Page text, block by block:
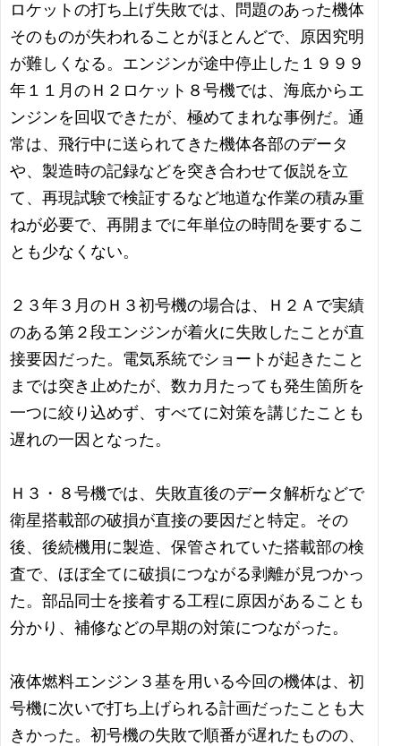
ロケットの打ち上げ失敗では、問題のあった機体
そのものが失われることがほとんどで、原因究明
が難しくなる。エンジンが途中停止した１９９９
年１１月のＨ２ロケット８号機では、海底からエ
ンジンを回収できたが、極めてまれな事例だ。通
常は、飛行中に送られてきた機体各部のデータ
や、製造時の記録などを突き合わせて仮説を立
て、再現試験で検証するなど地道な作業の積み重
ねが必要で、再開までに年単位の時間を要するこ
とも少なくない。
２３年３月のＨ３初号機の場合は、Ｈ２Ａで実績
のある第２段エンジンが着火に失敗したことが直
接要因だった。電気系統でショートが起きたこと
までは突き止めたが、数カ月たっても発生箇所を
一つに絞り込めず、すべてに対策を講じたことも
遅れの一因となった。
Ｈ３・８号機では、失敗直後のデータ解析などで
衛星搭載部の破損が直接の要因だと特定。その
後、後続機用に製造、保管されていた搭載部の検
査で、ほぼ全てに破損につながる剥離が見つかっ
た。部品同士を接着する工程に原因があることも
分かり、補修などの早期の対策につながった。
液体燃料エンジン３基を用いる今回の機体は、初
号機に次いで打ち上げられる計画だったことも大
きかった。初号機の失敗で順番が遅れたものの、